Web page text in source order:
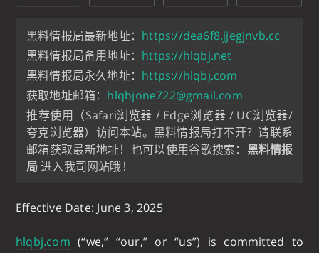
黑料情报局最新地址： https://dea6f8.jjegjnvb.cc
黑料情报局备用地址： https://hlqbj.net
黑料情报局永久地址： https://hlqbj.com
获取地址邮箱： hlqbjone722@gmail.com
推荐使用（Safari浏览器 / Edge浏览器 / UC浏览器/
夸克浏览器）访问本站。黑料情报局打不开？请联系
邮箱获取最新地址！也可以使用谷歌搜索： 黑料情报
局进入我司网站哦！
Effective Date: June 3, 2025
hlqbj.com (“we,” “our,” or “us”) is committed to